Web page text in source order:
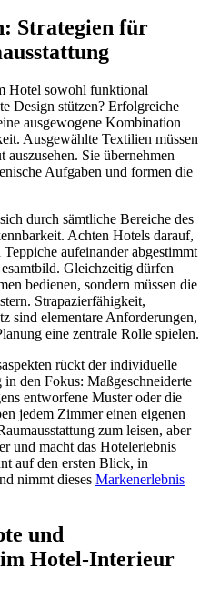
Strategien für
Hotel sowohl funktional
Design stützen? Erfolgreiche
ausgewogene Kombination
Ausgewählte Textilien müssen
Sie übernehmen
Aufgaben und formen die
durch sämtliche Bereiche des
Achten Hotels darauf,
aufeinander abgestimmt
Gleichzeitig dürfen
bedienen, sondern müssen die
Strapazierfähigkeit,
sind elementare Anforderungen,
eine zentrale Rolle spielen.
rückt der individuelle
den Fokus: Maßgeschneiderte
entworfene Muster oder die
jedem Zimmer einen eigenen
zum leisen, aber
und macht das Hotelerlebnis
auf den ersten Blick, in
nimmt dieses Markenerlebnis
und
Hotel-Interieur